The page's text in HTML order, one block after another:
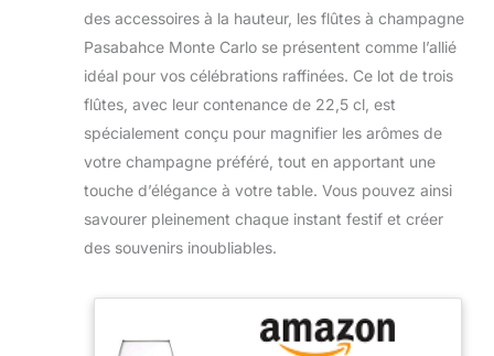
des accessoires à la hauteur, les flûtes à champagne
Pasabahce Monte Carlo se présentent comme l’allié
idéal pour vos célébrations raffinées. Ce lot de trois
flûtes, avec leur contenance de 22,5 cl, est
spécialement conçu pour magnifier les arômes de
votre champagne préféré, tout en apportant une
touche d’élégance à votre table. Vous pouvez ainsi
savourer pleinement chaque instant festif et créer
des souvenirs inoubliables.